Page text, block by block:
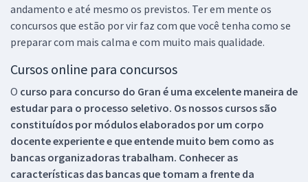
andamento e até mesmo os previstos. Ter em mente os
concursos que estão por vir faz com que você tenha como se
preparar com mais calma e com muito mais qualidade.
Cursos online para concursos
O curso para concurso do Gran é uma excelente maneira de
estudar para o processo seletivo. Os nossos cursos são
constituídos por módulos elaborados por um corpo
docente experiente e que entende muito bem como as
bancas organizadoras trabalham. Conhecer as
características das bancas que tomam a frente da